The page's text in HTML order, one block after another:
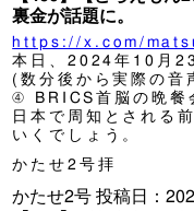
裏金が話題に。
https://x.com/
本日、2024年10月
(数分後から実際の音
④ BRICS首脳の晩餐
日本で周知とされる
いくでしょう。
かたせ2号拝
かたせ2号 投稿日：